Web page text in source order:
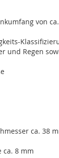
von
und Regen
ca. 38
ca. 8 mm